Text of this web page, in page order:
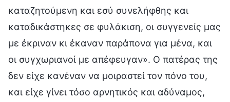
καταζητούμενη και εσύ συνελήφθης και
καταδικάστηκες σε φυλάκιση, οι συγγενείς μας
με έκριναν κι έκαναν παράπονα για μένα, και
οι συγχωριανοί με απέφευγαν». Ο πατέρας της
δεν είχε κανέναν να μοιραστεί τον πόνο του,
και είχε γίνει τόσο αρνητικός και αδύναμος,